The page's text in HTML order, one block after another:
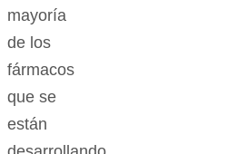
mayoría
de los
fármacos
que se
están